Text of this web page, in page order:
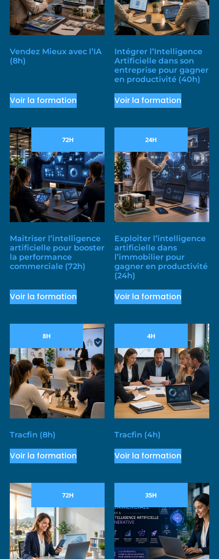
Vendez Mieux avec l’IA
(8h)
Voir la formation
Intégrer l’Intelligence
Artificielle dans son
entreprise pour gagner
en productivité (40h)
Voir la formation
72H
Maitriser l’intelligence
artificielle pour booster
la performance
commerciale (72h)
Voir la formation
24H
Exploiter l’intelligence
artificielle dans
l’immobilier pour
gagner en productivité
(24h)
Voir la formation
8H
Tracfin (8h)
Voir la formation
4H
Tracfin (4h)
Voir la formation
72H 35H